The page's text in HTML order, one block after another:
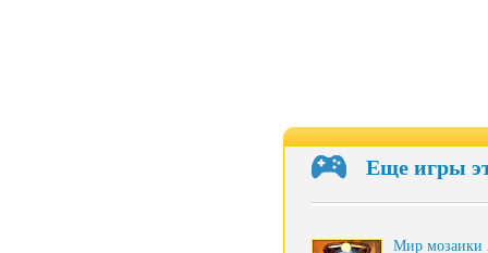
Еще игры
Мир мозаики